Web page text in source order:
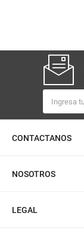
CONTACTANOS
NOSOTROS
LEGAL